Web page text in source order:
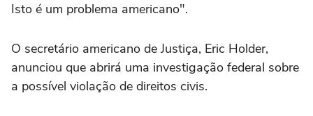
Isto é um problema americano".
O secretário americano de Justiça, Eric Holder,
anunciou que abrirá uma investigação federal sobre
a possível violação de direitos civis.